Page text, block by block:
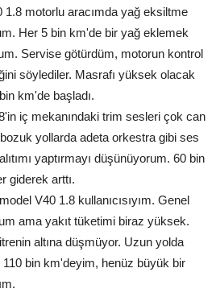
1.8 motorlu aracımda yağ eksiltme
Her 5 bin km'de bir yağ eklemek
Servise götürdüm, motorun kontrol
söylediler. Masrafı yüksek olacak
km'de başladı.
iç mekanındaki trim sesleri çok can
bozuk yollarda adeta orkestra gibi ses
yaptırmayı düşünüyorum. 60 bin
giderek arttı.
V40 1.8 kullanıcısıyım. Genel
ama yakıt tüketimi biraz yüksek.
altına düşmüyor. Uzun yolda
bin km'deyim, henüz büyük bir